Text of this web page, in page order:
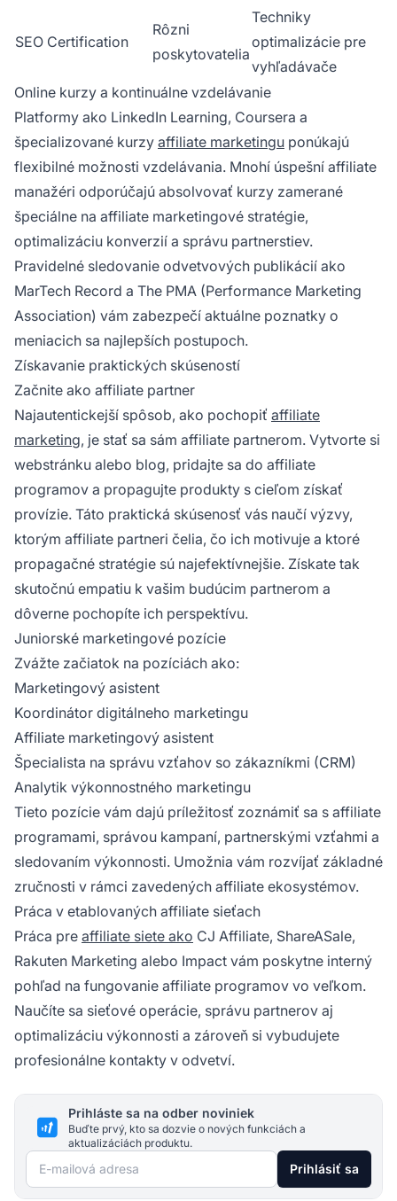
SEO Certification
Rôzni
poskytovatelia
Techniky
optimalizácie pre
vyhľadávače
Online kurzy a kontinuálne vzdelávanie
Platformy ako LinkedIn Learning, Coursera a
špecializované kurzy affiliate marketingu ponúkajú
flexibilné možnosti vzdelávania. Mnohí úspešní affiliate
manažéri odporúčajú absolvovať kurzy zamerané
špeciálne na affiliate marketingové stratégie,
optimalizáciu konverzií a správu partnerstiev.
Pravidelné sledovanie odvetvových publikácií ako
MarTech Record a The PMA (Performance Marketing
Association) vám zabezpečí aktuálne poznatky o
meniacich sa najlepších postupoch.
Získavanie praktických skúseností
Začnite ako affiliate partner
Najautentickejší spôsob, ako pochopiť affiliate
marketing, je stať sa sám affiliate partnerom. Vytvorte si
webstránku alebo blog, pridajte sa do affiliate
programov a propagujte produkty s cieľom získať
provízie. Táto praktická skúsenosť vás naučí výzvy,
ktorým affiliate partneri čelia, čo ich motivuje a ktoré
propagačné stratégie sú najefektívnejšie. Získate tak
skutočnú empatiu k vašim budúcim partnerom a
dôverne pochopíte ich perspektívu.
Juniorské marketingové pozície
Zvážte začiatok na pozíciách ako:
Marketingový asistent
Koordinátor digitálneho marketingu
Affiliate marketingový asistent
Špecialista na správu vzťahov so zákazníkmi (CRM)
Analytik výkonnostného marketingu
Tieto pozície vám dajú príležitosť zoznámiť sa s affiliate
programami, správou kampaní, partnerskými vzťahmi a
sledovaním výkonnosti. Umožnia vám rozvíjať základné
zručnosti v rámci zavedených affiliate ekosystémov.
Práca v etablovaných affiliate sieťach
Práca pre affiliate siete ako CJ Affiliate, ShareASale,
Rakuten Marketing alebo Impact vám poskytne interný
pohľad na fungovanie affiliate programov vo veľkom.
Naučíte sa sieťové operácie, správu partnerov aj
optimalizáciu výkonnosti a zároveň si vybudujete
profesionálne kontakty v odvetví.
Prihláste sa na odber noviniek
Buďte prvý, kto sa dozvie o nových funkciách a
aktualizáciách produktu.
E-mailová adresa Prihlásiť sa